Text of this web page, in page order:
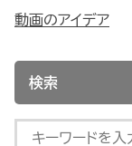
動画のアイデア
検索